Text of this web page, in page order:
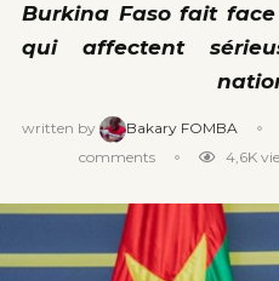
Burkina Faso fait
qui affectent
written by Bakary FOMBA
comments
4,6K